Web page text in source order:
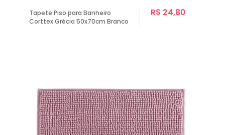
Tapete Piso para Banheiro
Corttex Grécia 50x70cm Branco
R$ 24,80